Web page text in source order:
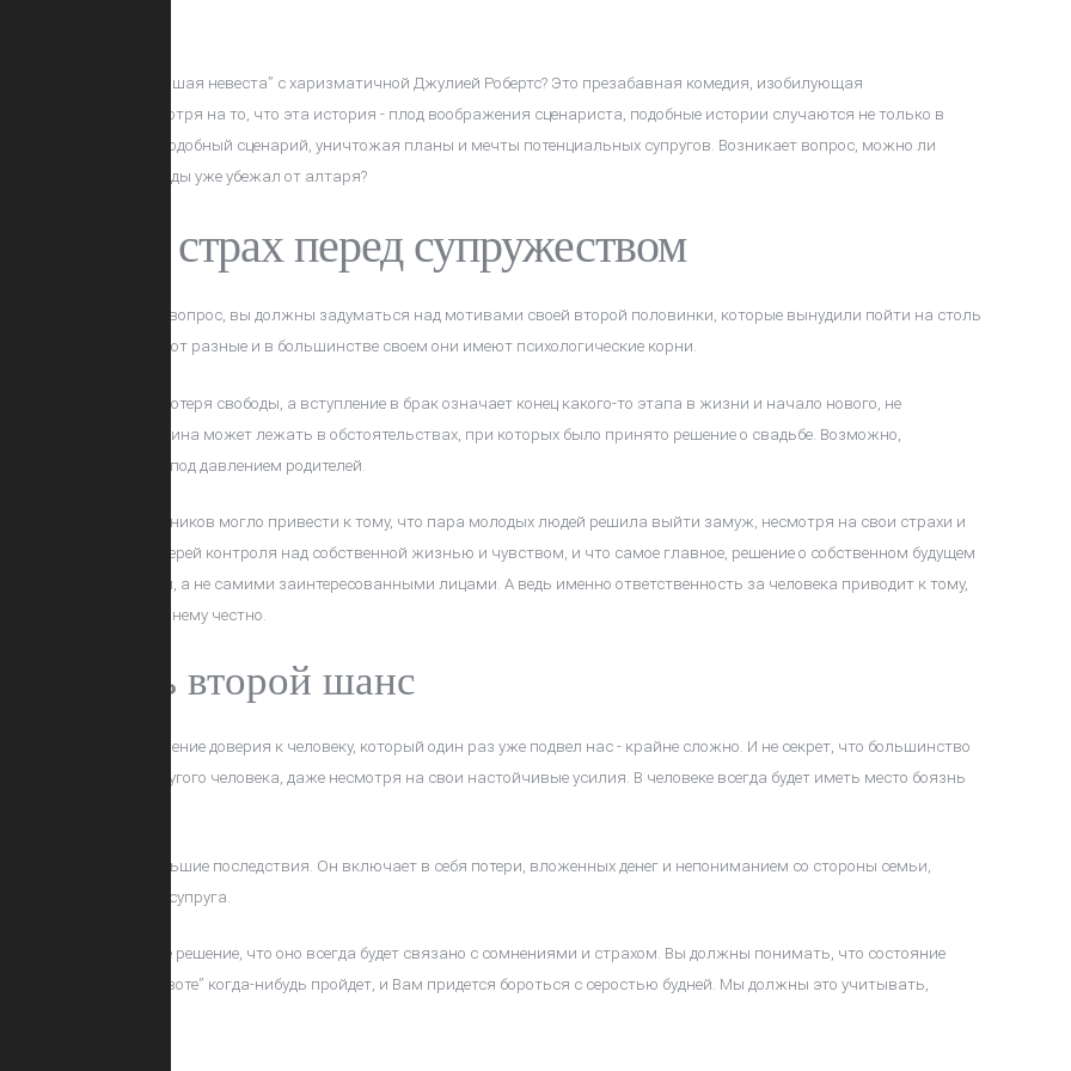
фильм „Сбежавшая невеста” с харизматичной Джулией Робертс? Это презабавная комедия, изобилующая
поворотами. Несмотря на то, что эта история - плод воображения сценариста, подобные истории случаются не только в
сама жизнь, пишет подобный сценарий, уничтожая планы и мечты потенциальных супругов. Возникает вопрос, можно ли
который однажды уже убежал от алтаря?
страх перед супружеством
на поставленный вопрос, вы должны задуматься над мотивами своей второй половинки, которые вынудили пойти на столь
шаг. Причины бывают разные и в большинстве своем они имеют психологические корни.
что брак - это потеря свободы, а вступление в брак означает конец какого-то этапа в жизни и начало нового, не
лучшего. Иногда причина может лежать в обстоятельствах, при которых было принято решение о свадьбе. Возможно,
выбор был сделан под давлением родителей.
со стороны сверстников могло привести к тому, что пара молодых людей решила выйти замуж, несмотря на свои страхи и
вызванная потерей контроля над собственной жизнью и чувством, и что самое главное, решение о собственном будущем
посторонними люди, а не самими заинтересованными лицами. А ведь именно ответственность за человека приводит к тому,
по отношению к нему честно.
ли дать второй шанс
но восстановление доверия к человеку, который один раз уже подвел нас - крайне сложно. И не секрет, что большинство
простить другого человека, даже несмотря на свои настойчивые усилия. В человеке всегда будет иметь место боязнь
всегда имеет большие последствия. Он включает в себя потери, вложенных денег и непониманием со стороны семьи,
потенциального супруга.
настолько серьезное решение, что оно всегда будет связано с сомнениями и страхом. Вы должны понимать, что состояние
и „мотыльков в животе” когда-нибудь пройдет, и Вам придется бороться с серостью будней. Мы должны это учитывать,